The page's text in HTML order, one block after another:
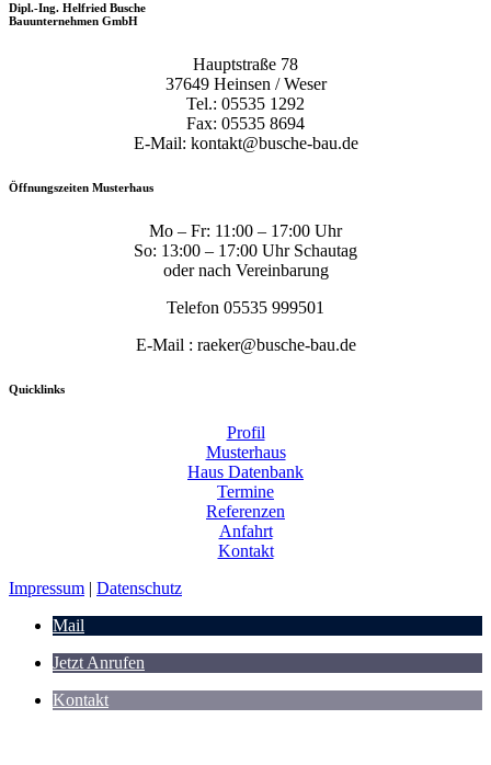
Dipl.-Ing. Helfried Busche
Bauunternehmen GmbH
Hauptstraße 78
37649 Heinsen / Weser
Tel.: 05535 1292
Fax: 05535 8694
E-Mail: kontakt@busche-bau.de
Öffnungszeiten Musterhaus
Mo – Fr: 11:00 – 17:00 Uhr
So: 13:00 – 17:00 Uhr Schautag
oder nach Vereinbarung
Telefon 05535 999501
E-Mail : raeker@busche-bau.de
Quicklinks
Profil
Musterhaus
Haus Datenbank
Termine
Referenzen
Anfahrt
Kontakt
Impressum | Datenschutz
Mail
Jetzt Anrufen
Kontakt